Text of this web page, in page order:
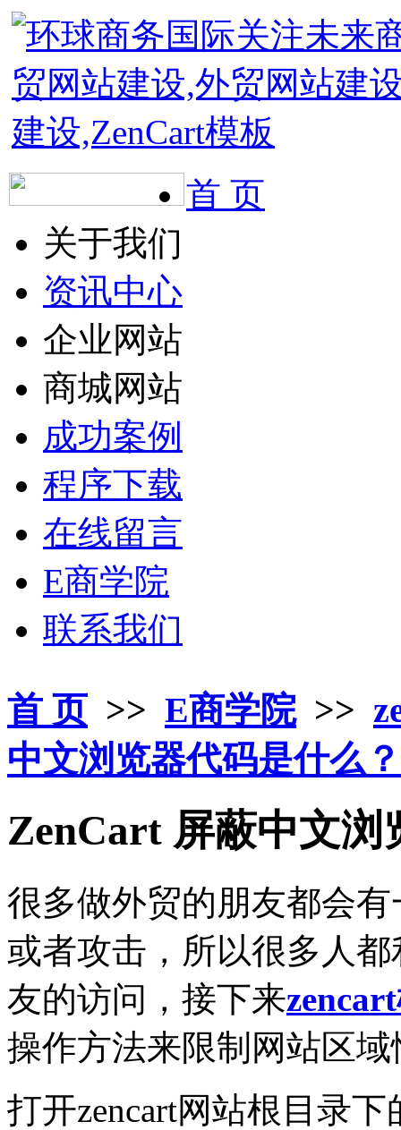
首 页
关于我们
资讯中心
企业网站
商城网站
成功案例
程序下载
在线留言
E商学院
联系我们
首 页>> E商学院>>
中文浏览器代码是什么
ZenCart 屏蔽中文浏
很多做外贸的朋友都会
或者攻击，所以很多人
友的访问，接下来
操作方法来限制网站区
打开zencart网站根目录